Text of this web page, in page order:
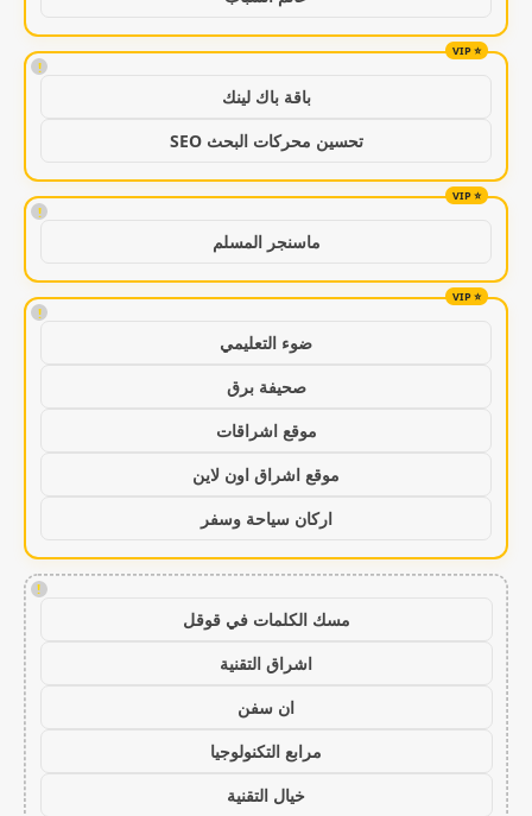
!
باقة باك لينك
تحسين محركات البحث SEO
!
ماسنجر المسلم
!
ضوء التعليمي
صحيفة برق
موقع اشراقات
موقع اشراق اون لاين
اركان سياحة وسفر
!
مسك الكلمات في قوقل
اشراق التقنية
ان سفن
مرابع التكنولوجيا
خيال التقنية